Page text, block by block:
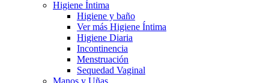
Higiene Íntima
Higiene y baño
Ver más Higiene Íntima
Higiene Diaria
Incontinencia
Menstruación
Sequedad Vaginal